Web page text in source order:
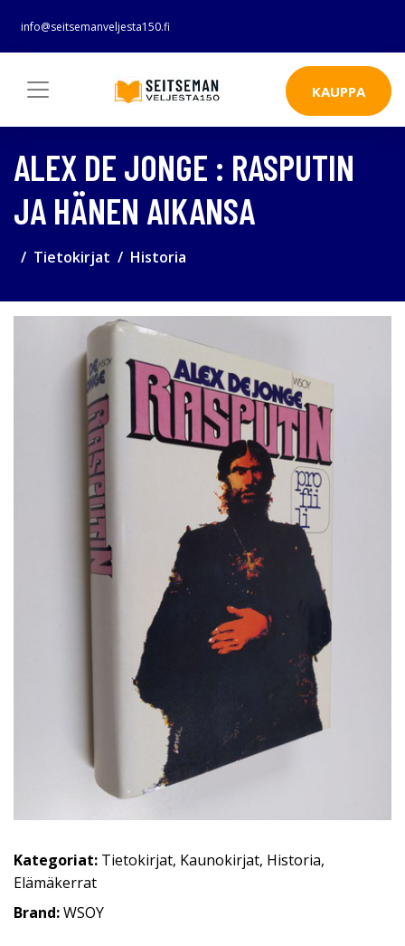
info@seitsemanveljesta150.fi
KAUPPA
ALEX DE JONGE : RASPUTIN
JA HÄNEN AIKANSA
Tietokirjat Historia
Kategoriat: Tietokirjat, Kaunokirjat, Historia,
Elämäkerrat
Brand:WSOY